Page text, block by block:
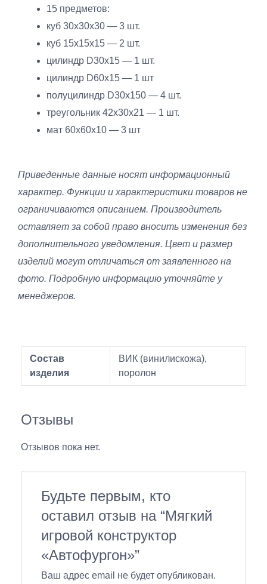
15 предметов:
куб 30х30х30 — 3 шт.
куб 15х15х15 — 2 шт.
цилиндр D30х15 — 1 шт.
цилиндр D60х15 — 1 шт
полуцилиндр D30х150 — 4 шт.
треугольник 42х30х21 — 1 шт.
мат 60х60х10 — 3 шт
Приведенные данные носят информационный
характер. Функции и характеристики товаров не
ограничиваются описанием. Производитель
оставляет за собой право вносить изменения без
дополнительного уведомления. Цвет и размер
изделий могут отличаться от заявленного на
фото. Подробную информацию уточняйте у
менеджеров.
Состав
изделия
ВИК (винилискожа),
поролон
Отзывы
Отзывов пока нет.
Будьте первым, кто
оставил отзыв на “Мягкий
игровой конструктор
«Автофургон»”
Ваш адрес email не будет опубликован.